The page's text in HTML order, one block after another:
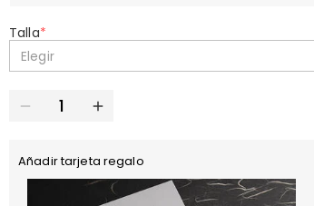
Talla*
Elegir
Añadir tarjeta regalo